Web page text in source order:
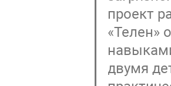
проект
«Телен»
двумя